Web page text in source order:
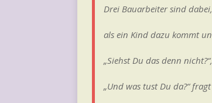
Drei Bauarbeiter sind
als ein Kind dazu kommt
„Siehst Du das denn
„Und was tust Du da?“